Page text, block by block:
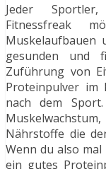
Jeder
Fitnessfreak
Muskelaufbauen
gesunden und
Zuführung von
Proteinpulver im
nach dem
Nährstoffe die
Wenn du also
ein gutes